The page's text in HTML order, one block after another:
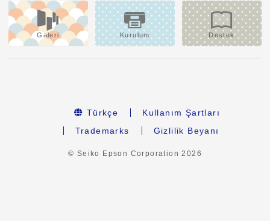
Galeri Kurulum Destek
Türkçe
Kullanım Şartları
Trademarks
Gizlilik Beyanı
© Seiko Epson Corporation2026